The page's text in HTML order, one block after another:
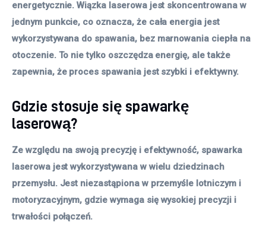
energetycznie. Wiązka laserowa jest skoncentrowana w
jednym punkcie, co oznacza, że cała energia jest
wykorzystywana do spawania, bez marnowania ciepła na
otoczenie. To nie tylko oszczędza energię, ale także
zapewnia, że proces spawania jest szybki i efektywny.
Gdzie stosuje się spawarkę
laserową?
Ze względu na swoją precyzję i efektywność, spawarka
laserowa jest wykorzystywana w wielu dziedzinach
przemysłu. Jest niezastąpiona w przemyśle lotniczym i
motoryzacyjnym, gdzie wymaga się wysokiej precyzji i
trwałości połączeń.